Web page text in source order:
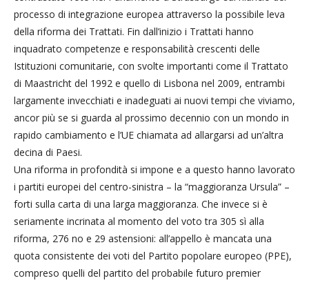
processo di integrazione europea attraverso la possibile leva
della riforma dei Trattati. Fin dall’inizio i Trattati hanno
inquadrato competenze e responsabilità crescenti delle
Istituzioni comunitarie, con svolte importanti come il Trattato
di Maastricht del 1992 e quello di Lisbona nel 2009, entrambi
largamente invecchiati e inadeguati ai nuovi tempi che viviamo,
ancor più se si guarda al prossimo decennio con un mondo in
rapido cambiamento e l’UE chiamata ad allargarsi ad un’altra
decina di Paesi.
Una riforma in profondità si impone e a questo hanno lavorato
i partiti europei del centro-sinistra – la “maggioranza Ursula” –
forti sulla carta di una larga maggioranza. Che invece si è
seriamente incrinata al momento del voto tra 305 sì alla
riforma, 276 no e 29 astensioni: all’appello è mancata una
quota consistente dei voti del Partito popolare europeo (PPE),
compreso quelli del partito del probabile futuro premier